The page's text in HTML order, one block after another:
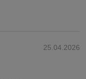
25.04.2026